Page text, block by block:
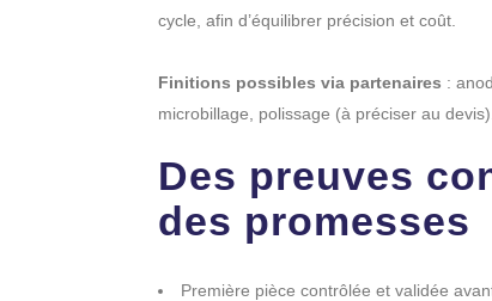
cycle, afin d’équilibrer précision et coût.
Finitions possibles via partenaires :
microbillage, polissage (à préciser au devis).
Des preuves
des promesses
Première pièce contrôlée et validée